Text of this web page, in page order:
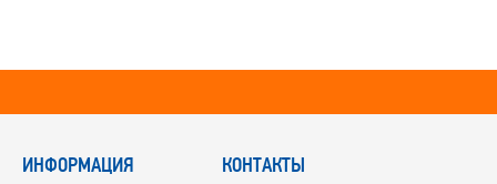
ИНФОРМАЦИЯ КОНТАКТЫ